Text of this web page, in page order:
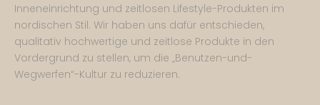
Inneneinrichtung und zeitlosen Lifestyle-Produkten im
nordischen Stil. Wir haben uns dafür entschieden,
qualitativ hochwertige und zeitlose Produkte in den
Vordergrund zu stellen, um die „Benutzen-und-
Wegwerfen“-Kultur zu reduzieren.